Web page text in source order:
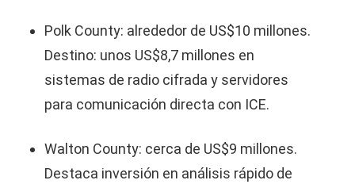
Polk County: alrededor de US$10 millones.
Destino: unos US$8,7 millones en
sistemas de radio cifrada y servidores
para comunicación directa con ICE.
Walton County: cerca de US$9 millones.
Destaca inversión en análisis rápido de